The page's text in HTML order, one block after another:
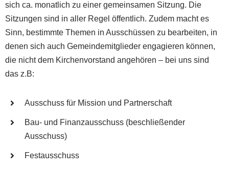
sich ca. monatlich zu einer gemeinsamen Sitzung. Die
Sitzungen sind in aller Regel öffentlich. Zudem macht es
Sinn, bestimmte Themen in Ausschüssen zu bearbeiten, in
denen sich auch Gemeindemitglieder engagieren können,
die nicht dem Kirchenvorstand angehören – bei uns sind
das z.B:
Ausschuss für Mission und Partnerschaft
Bau- und Finanzausschuss (beschließender
Ausschuss)
Festausschuss